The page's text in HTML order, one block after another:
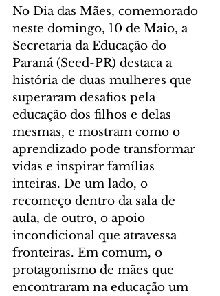
No Dia das Mães, comemorado
neste domingo, 10 de Maio, a
Secretaria da Educação do
Paraná (Seed-PR) destaca a
história de duas mulheres que
superaram desafios pela
educação dos filhos e delas
mesmas, e mostram como o
aprendizado pode transformar
vidas e inspirar famílias
inteiras. De um lado, o
recomeço dentro da sala de
aula, de outro, o apoio
incondicional que atravessa
fronteiras. Em comum, o
protagonismo de mães que
encontraram na educação um